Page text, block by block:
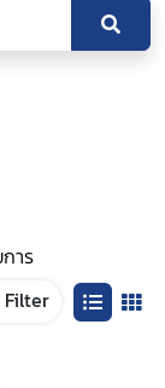
าร
Filter